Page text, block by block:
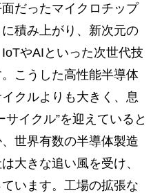
だったマイクロチップ
積み上がり、新次元の
やAIといった次世代技
こうした高性能半導体
クルよりも大きく、息
イクル”を迎えていると
世界有数の半導体製造
大きな追い風を受け、
います。工場の拡張な